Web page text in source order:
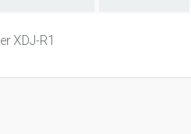
XDJ-R1